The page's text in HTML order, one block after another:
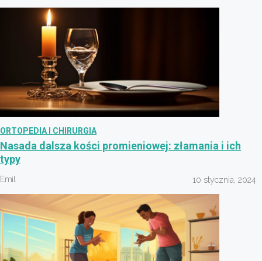
ORTOPEDIA I CHIRURGIA
Nasada dalsza kości promieniowej: złamania i ich
typy
Emil 10 stycznia, 2024